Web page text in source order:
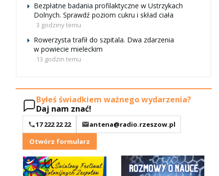
Bezpłatne badania profilaktyczne w Ustrzykach
Dolnych. Sprawdź poziom cukru i skład ciała
3 godziny temu
Rowerzysta trafił do szpitala. Dwa zdarzenia
w powiecie mieleckim
13 godzin temu
Byłeś świadkiem ważnego wydarzenia?
Daj nam znać!
17 222 22 22
antena@radio.rzeszow.pl
Otwórz formularz